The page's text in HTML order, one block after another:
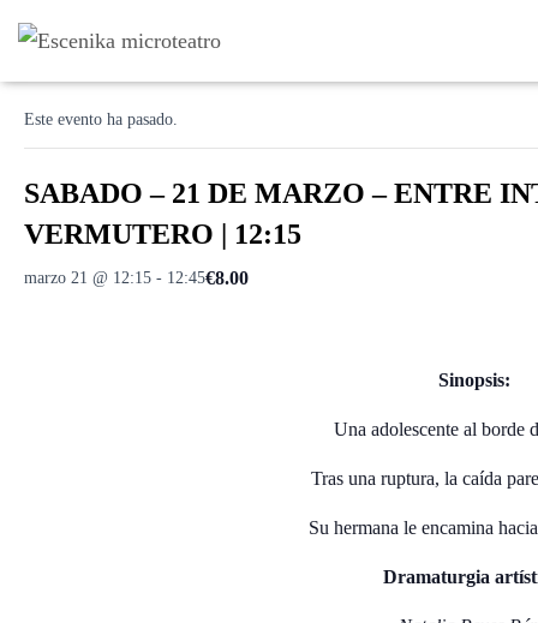
Este evento ha pasado.
SABADO – 21 DE MARZO – ENTRE
VERMUTERO | 12:15
marzo 21 @ 12:15 - 12:45€8.00
Sinopsis:
Una adolescente al borde
Tras una ruptura, la caída
Su hermana le encamina
Dramaturgia